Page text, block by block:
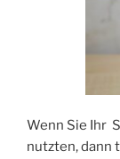
Wenn Sie Ihr
nutzten, dann